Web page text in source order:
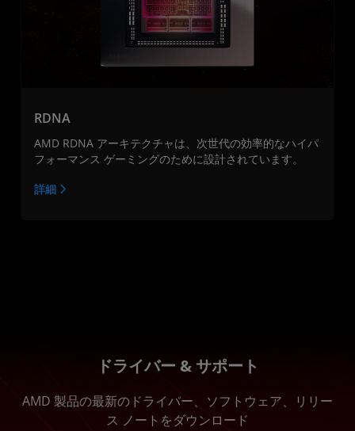
RDNA
AMD RDNA アーキテクチャは、次世代の効率的なハイパ
フォーマンス ゲーミングのために設計されています。
詳細
ドライバー & サポート
AMD 製品の最新のドライバー、ソフトウェア、リリー
ス ノートをダウンロード